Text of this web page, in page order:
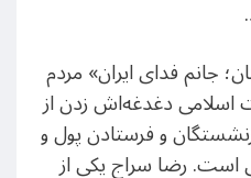
جانم فدای ایران» مردم
اسلامی دغدغه‌اش زدن از
و فرستادن پول و
است. رضا سراج یکی از